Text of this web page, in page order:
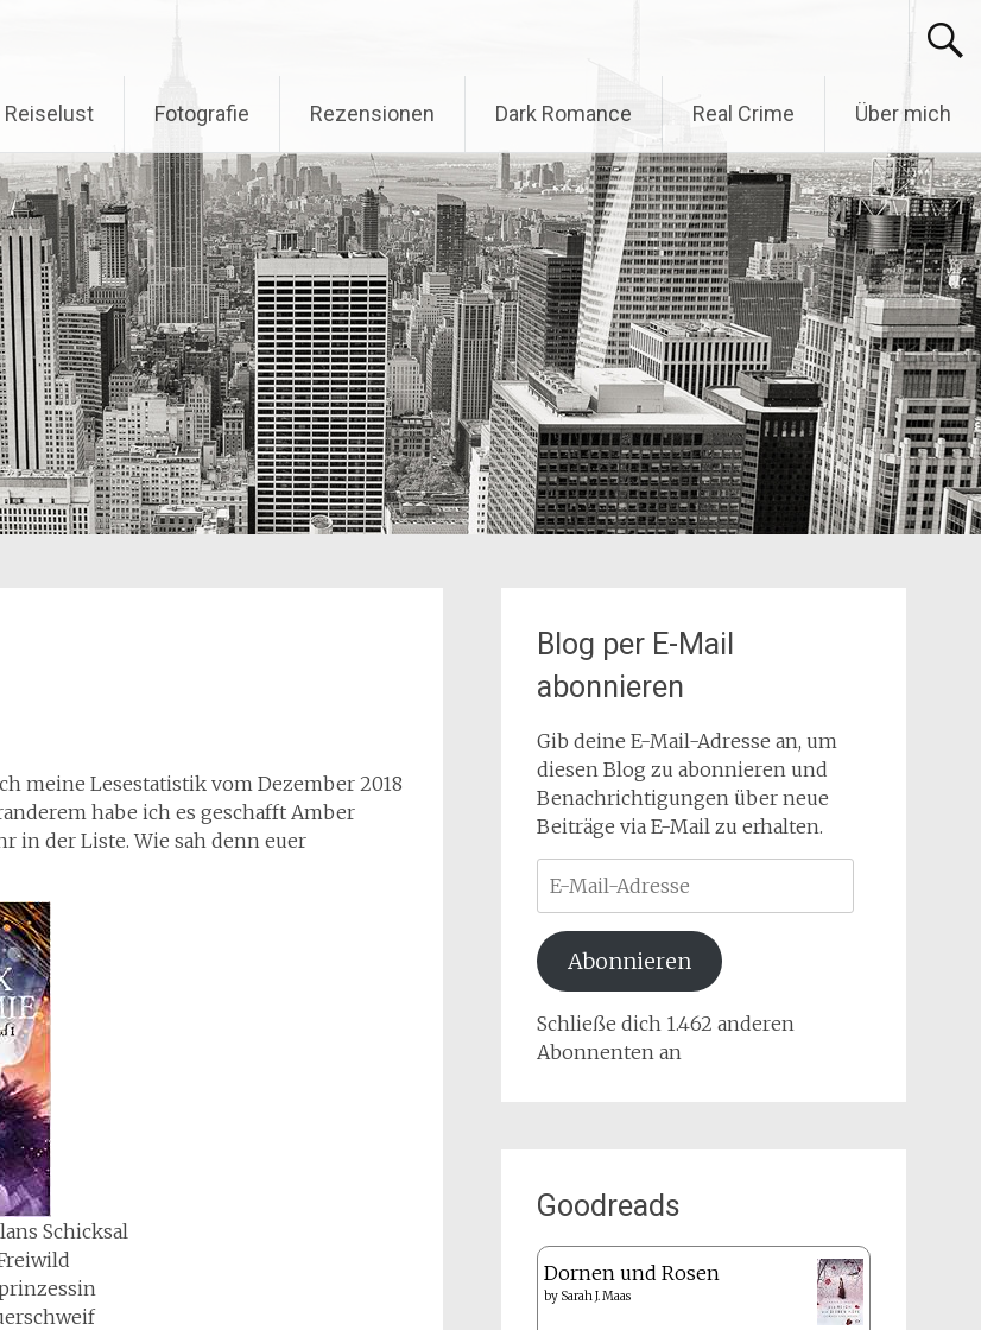
Reiselust Fotografie Rezensionen Dark Romance Real Crime Über mich
meine Lesestatistik vom Dezember 2018
habe ich es geschafft Amber
in der Liste. Wie sah denn euer
Schicksal
Blog per E-Mail
abonnieren
Gib deine E-Mail-Adresse an, um
diesen Blog zu abonnieren und
Benachrichtigungen über neue
Beiträge via E-Mail zu erhalten.
Mail-
Adresse
Abonnieren
Schließe dich 1.462 anderen
Abonnenten an
Goodreads
Dornen und Rosen
by Sarah J. Maas